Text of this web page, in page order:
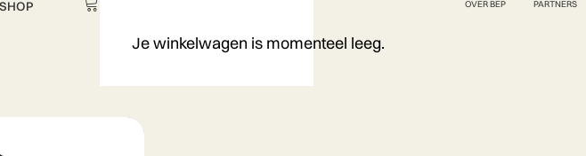
SHOP OVER BEP PARTNERS
Je winkelwagen is momenteel leeg.